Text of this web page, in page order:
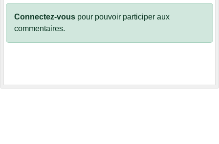
Connectez-vous pour pouvoir participer aux
commentaires.